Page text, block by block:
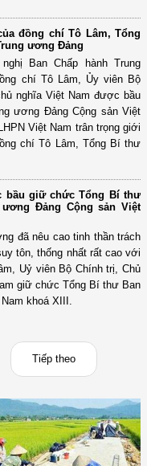
đồng chí Tô Lâm, Tổng
ương Đảng
Ban Chấp hành Trung
chí Tô Lâm, Ủy viên Bộ
nghĩa Việt Nam được bầu
ương Đảng Cộng sản Việt
Việt Nam trân trọng giới
chí Tô Lâm, Tổng Bí thư
bầu giữ chức Tổng Bí thư
ương Đảng Cộng sản Việt
đã nêu cao tinh thần trách
tôn, thống nhất rất cao với
Uỷ viên Bộ Chính trị, Chủ
giữ chức Tổng Bí thư Ban
khoá XIII.
Tiếp theo